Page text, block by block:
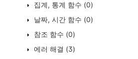
집계, 통계 함수 (0)
날짜, 시간 함수 (0)
참조 함수 (0)
에러 해결 (3)